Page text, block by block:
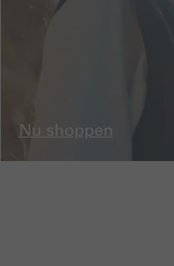
Nu shoppen